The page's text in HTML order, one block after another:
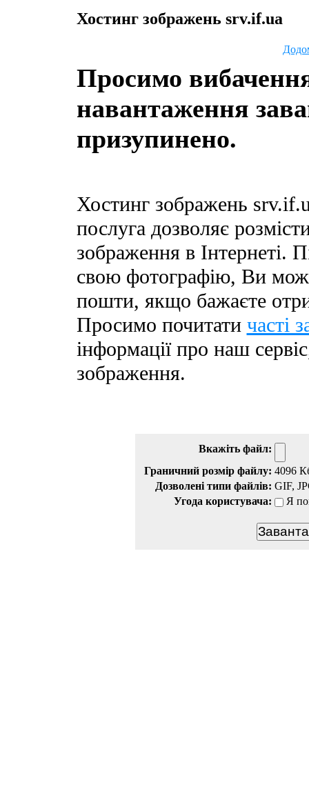
Хостинг зображень srv.if.ua
Просимо
навантаження
призупинено.
Хостинг зображень
послуга дозволяє
зображення в Інтернеті.
свою фотографію, Ви
пошти, якщо бажаєте
Просимо почитати часті
інформації про наш
зображення.
Вкажіть файл:
Граничний розмір файлу: 4096
Дозволені типи файлів: GIF,
Угода користувача:
Я